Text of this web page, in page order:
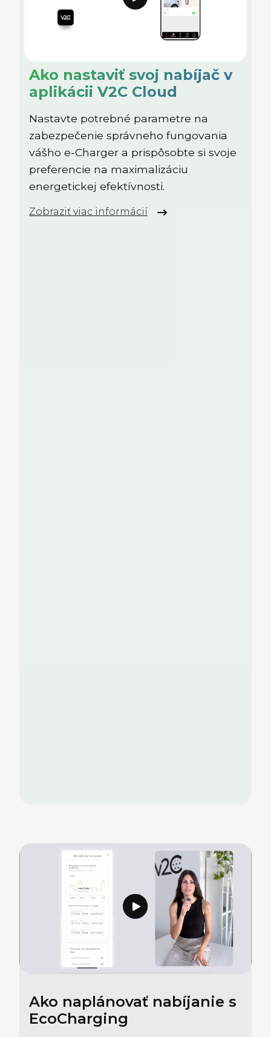
Ako nastaviť svoj nabíjač v
aplikácii V2C Cloud
Nastavte potrebné parametre na
zabezpečenie správneho fungovania
vášho e-Charger a prispôsobte si svoje
preferencie na maximalizáciu
energetickej efektívnosti.
Zobraziť viac informácií
Ako naplánovať nabíjanie s
EcoCharging